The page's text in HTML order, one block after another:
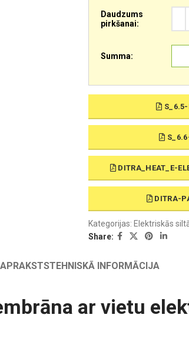
Daudzums
pirkšanai:
Summa:
DITRA_HEAT_E-
DITRA-
Kategorijas: Elektriskās
Share:
APRAKSTSTEHNISKĀ INFORMĀCIJA
ar vietu